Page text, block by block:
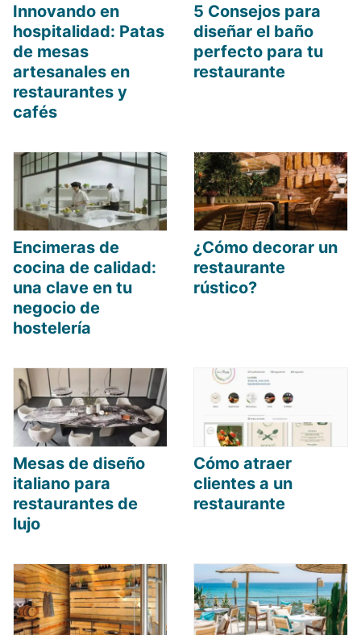
Innovando en
hospitalidad: Patas
de mesas
artesanales en
restaurantes y
cafés
5 Consejos para
diseñar el baño
perfecto para tu
restaurante
Encimeras de
cocina de calidad:
una clave en tu
negocio de
hostelería
¿Cómo decorar un
restaurante
rústico?
Mesas de diseño
italiano para
restaurantes de
lujo
Cómo atraer
clientes a un
restaurante